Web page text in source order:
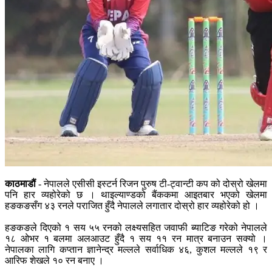
काठमाडौं- नेपालले एसीसी इस्टर्न रिजन पुरुष टी-ट्वान्टी कप को दोस्रो खेलमा
पनि हार व्यहोरेको छ । थाइल्याण्डको बैंककमा आइतबार भएको खेलमा
हङकङसँग ४३ रनले पराजित हुँदै नेपालले लगातार दोस्रो हार व्यहोरेको हो ।
हङकङले दिएको १ सय ५५ रनको लक्ष्यसहित जवाफी ब्याटिङ गरेको नेपालले
१८ ओभर १ बलमा अलआउट हुँदै १ सय ११ रन मात्र बनाउन सक्यो ।
नेपालका लागि कप्तान ज्ञानेन्द्र मल्लले सर्वाधिक ४६, कुशल मल्लले १९ र
आरिफ शेखले १० रन बनाए ।